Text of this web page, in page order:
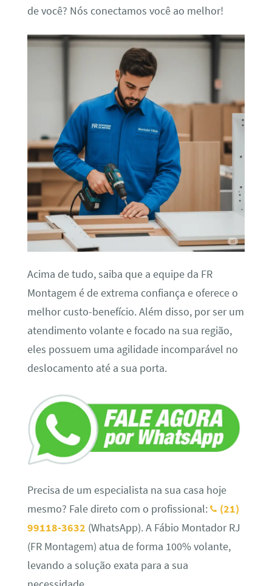
de você? Nós conectamos você ao melhor!
Acima de tudo, saiba que a equipe da FR
Montagem é de extrema confiança e oferece o
melhor custo-benefício. Além disso, por ser um
atendimento volante e focado na sua região,
eles possuem uma agilidade incomparável no
deslocamento até a sua porta.
Precisa de um especialista na sua casa hoje
mesmo? Fale direto com o profissional:
(21)
99118-3632 (WhatsApp). A Fábio Montador RJ
(FR Montagem) atua de forma 100% volante,
levando a solução exata para a sua